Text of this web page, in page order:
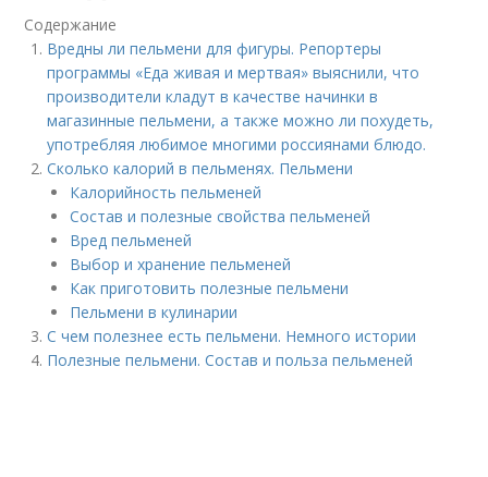
Содержание
Вредны ли пельмени для фигуры. Репортеры
программы «Еда живая и мертвая» выяснили, что
производители кладут в качестве начинки в
магазинные пельмени, а также можно ли похудеть,
употребляя любимое многими россиянами блюдо.
Сколько калорий в пельменях. Пельмени
Калорийность пельменей
Состав и полезные свойства пельменей
Вред пельменей
Выбор и хранение пельменей
Как приготовить полезные пельмени
Пельмени в кулинарии
С чем полезнее есть пельмени. Немного истории
Полезные пельмени. Состав и польза пельменей